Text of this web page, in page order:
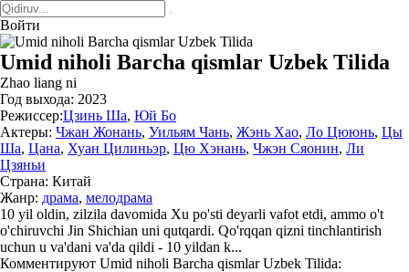
Войти
Umid niholi Barcha qismlar Uzbek Tilida
Zhao liang ni
Год выхода: 2023
Режиссер:Цзинь Ша, Юй Бо
Актеры: Чжан Жонань, Уильям Чань, Жэнь Хао, Ло Цююнь, Цы
Ша, Цана, Хуан Цилиньэр, Цю Хэнань, Чжэн Сяонин, Ли
Цзяньи
Страна: Китай
Жанр: драма, мелодрама
10 yil oldin, zilzila davomida Xu po'sti deyarli vafot etdi, ammo o't
o'chiruvchi Jin Shichian uni qutqardi. Qo'rqqan qizni tinchlantirish
uchun u va'dani va'da qildi - 10 yildan k...
Комментируют Umid niholi Barcha qismlar Uzbek Tilida: